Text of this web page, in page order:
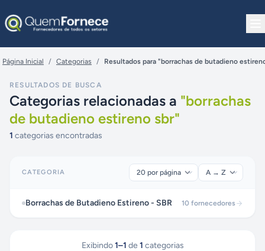
Página Inicial / Categorias / Resultados para "borrachas de butadieno
RESULTADOS DE BUSCA
Categorias relacionadas a "borrachas
de butadieno estireno sbr"
1 categorias encontradas
CATEGORIA
Borrachas de Butadieno Estireno - SBR 10 fornecedores
Exibindo 1–1 de 1 categorias